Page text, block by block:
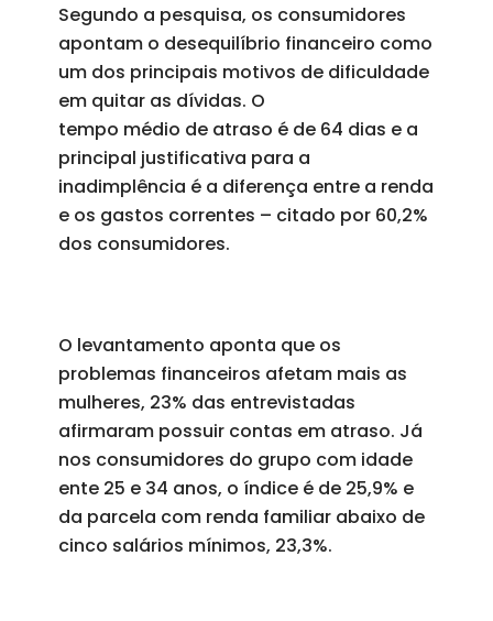
Segundo a pesquisa, os consumidores
apontam o desequilíbrio financeiro como
um dos principais motivos de dificuldade
em quitar as dívidas. O
tempo médio de atraso é de 64 dias e a
principal justificativa para a
inadimplência é a diferença entre a renda
e os gastos correntes – citado por 60,2%
dos consumidores.
O levantamento aponta que os
problemas financeiros afetam mais as
mulheres, 23% das entrevistadas
afirmaram possuir contas em atraso. Já
nos consumidores do grupo com idade
ente 25 e 34 anos, o índice é de 25,9% e
da parcela com renda familiar abaixo de
cinco salários mínimos, 23,3%.